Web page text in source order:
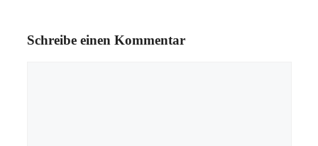
Schreibe einen Kommentar